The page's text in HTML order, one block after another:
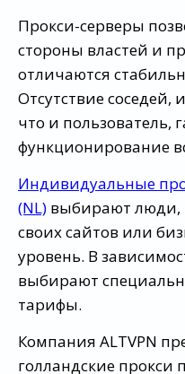
Прокси-серверы
стороны властей и
отличаются
Отсутствие соседей,
что и пользователь,
функционирование
Индивидуальные
(NL) выбирают люди,
своих сайтов или
уровень. В
выбирают
тарифы.
Компания ALTVPN
голландские прокси